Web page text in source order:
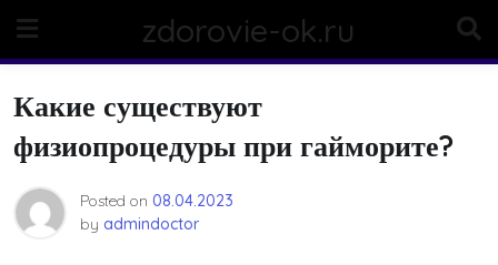
content
zdorovie-ok.ru
Какие существуют
физиопроцедуры при гайморите?
Posted on 08.04.2023
by admindoctor